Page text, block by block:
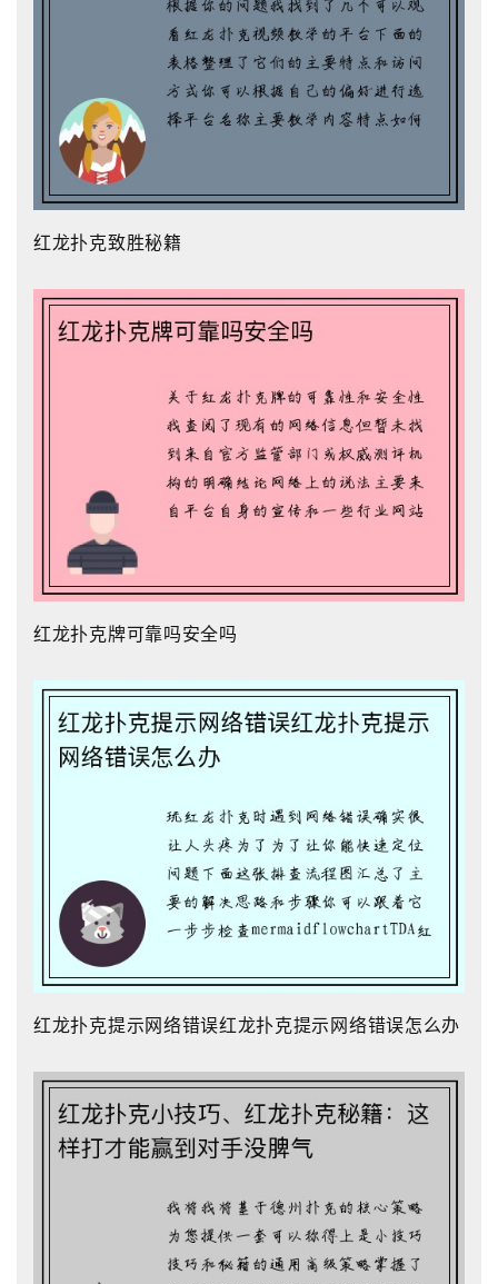
红龙扑克致胜秘籍
红龙扑克牌可靠吗安全吗
红龙扑克提示网络错误红龙扑克提示网络错误怎么办